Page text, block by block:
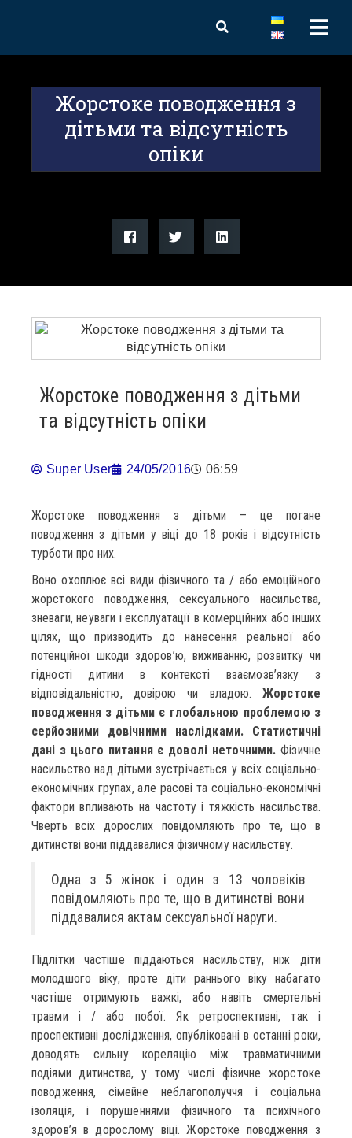
Жорстоке поводження з
дітьми та відсутність
опіки
Жорстоке поводження з дітьми
та відсутність опіки
Super User 24/05/2016 06:59
Жорстоке поводження з дітьми – це погане
поводження з дітьми у віці до 18 років і відсутність
турботи про них.
Воно охоплює всі види фізичного та / або емоційного
жорстокого поводження, сексуального насильства,
зневаги, неуваги і експлуатації в комерційних або інших
цілях, що призводить до нанесення реальної або
потенційної шкоди здоров’ю, виживанню, розвитку чи
гідності дитини в контексті взаємозв’язку з
відповідальністю, довірою чи владою.Жорстоке
поводження з дітьми є глобальною проблемою з
серйозними довічними наслідками. Статистичні
дані з цього питання є доволі неточними. Фізичне
насильство над дітьми зустрічається у всіх соціально-
економічних групах, але расові та соціально-економічні
фактори впливають на частоту і тяжкість насильства.
Чверть всіх дорослих повідомляють про те, що в
дитинстві вони піддавалися фізичному насильству.
Одна з 5 жінок і один з 13 чоловіків
повідомляють про те, що в дитинстві вони
піддавалися актам сексуальної наруги.
Підлітки частіше піддаються насильству, ніж діти
молодшого віку, проте діти раннього віку набагато
частіше отримують важкі, або навіть смертельні
травми і / або побої. Як ретроспективні, так і
проспективні дослідження, опубліковані в останні роки,
доводять сильну кореляцію між травматичними
подіями дитинства, у тому числі фізичне жорстоке
поводження, сімейне неблагополуччя і соціальна
ізоляція, і порушеннями фізичного та психічного
здоров’я в дорослому віці. Жорстоке поводження з